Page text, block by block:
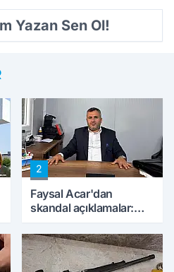
Yazan Sen Ol!
2
Faysal Acar'dan
skandal açıklamalar:
peynircilerimizi de
kıskaca aldı, müdahale
ettik'